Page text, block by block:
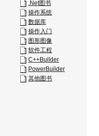
.Net图书
操作系统
数据库
操作入门
图形图像
软件工程
C++Builder
PowerBuilder
其他图书